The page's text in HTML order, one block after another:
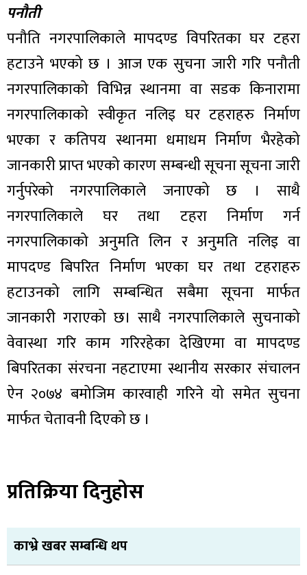
पनौती
पनौति नगरपालिकाले मापदण्ड विपरितका घर टहरा
हटाउने भएको छ । आज एक सुचना जारी गरि पनौती
नगरपालिकाको विभिन्न स्थानमा वा सडक किनारामा
नगरपालिकाको स्वीकृत नलिइ घर टहराहरु निर्माण
भएका र कतिपय स्थानमा धमाधम निर्माण भैरहेको
जानकारी प्राप्त भएको कारण सम्बन्धी सूचना सूचना जारी
गर्नुपरेको नगरपालिकाले जनाएको छ । साथै
नगरपालिकाले घर तथा टहरा निर्माण गर्न
नगरपालिकाको अनुमति लिन र अनुमति नलिइ वा
मापदण्ड बिपरित निर्माण भएका घर तथा टहराहरु
हटाउनको लागि सम्बन्धित सबैमा सूचना मार्फत
जानकारी गराएको छ। साथै नगरपालिकाले सुचनाको
वेवास्था गरि काम गरिरहेका देखिएमा वा मापदण्ड
बिपरितका संरचना नहटाएमा स्थानीय सरकार संचालन
ऐन २०७४ बमोजिम कारवाही गरिने यो समेत सुचना
मार्फत चेतावनी दिएको छ ।
प्रतिक्रिया दिनुहोस
काभ्रे खबर सम्बन्धि थप